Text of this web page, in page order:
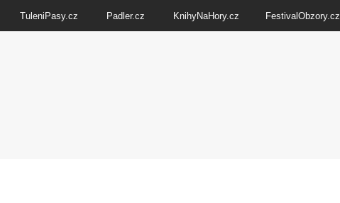
TuleniPasy.cz Padler.cz KnihyNaHory.cz FestivalObzory.cz